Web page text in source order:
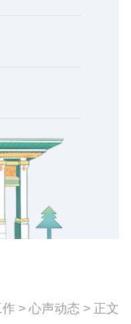
作 > 心声动态 > 正文